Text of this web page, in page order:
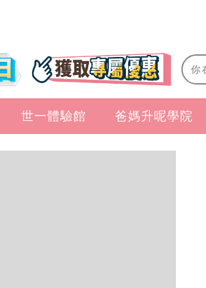
世一體驗館 爸媽升呢學院